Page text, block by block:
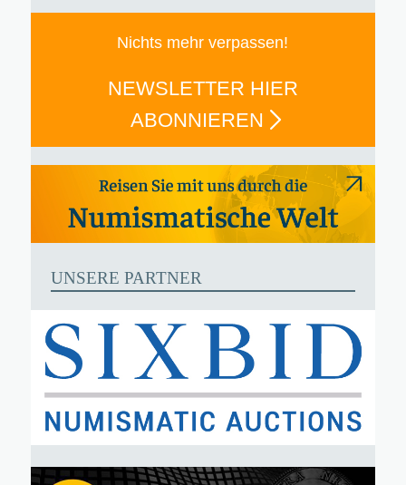
Nichts mehr verpassen!
NEWSLETTER HIER
ABONNIEREN
UNSERE PARTNER